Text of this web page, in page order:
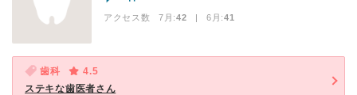
アクセス数 7月:42 | 6月:41
歯科
4.5
ステキな歯医者さん